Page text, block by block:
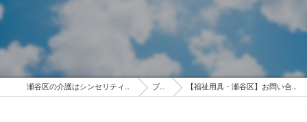
瀬谷区の介護はシンセリティーサービス株式会社 ブログ 【福祉用具・瀬谷区】お問い合わせ頂いたので・・・